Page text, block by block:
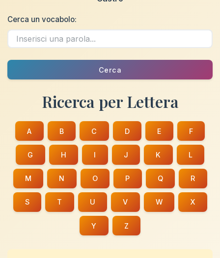
Cerca un vocabolo:
Cerca
Ricerca per Lettera
A B C D E F
G H I J K L
M N O P Q R
S T U V W X
Y Z